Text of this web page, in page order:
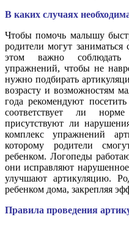
В каких случаях
Чтобы помочь малышу
родители могут
этом важно
упражнений, чтобы не
нужно подбирать
возрасту и возможностям
года рекомендуют
соответствует ли
присутствуют ли
комплекс упражнений
которому родители
ребенком. Логопеды
они исправляют
улучшают артикуляцию.
ребенком дома, закрепляя
Правила проведения